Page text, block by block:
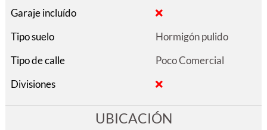
Garaje incluído
Tipo suelo
Hormigón pulido
Tipo de calle
Poco Comercial
Divisiones
UBICACIÓN